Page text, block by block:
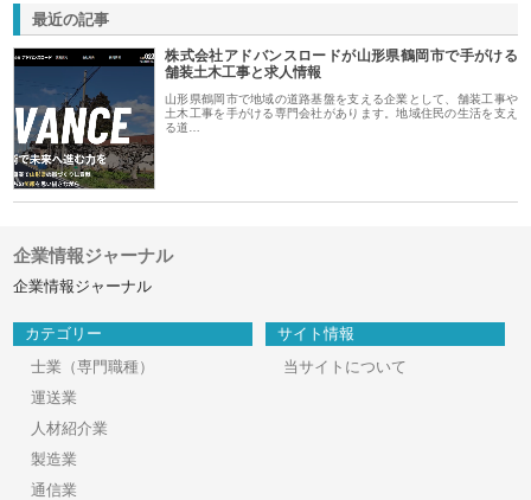
最近の記事
株式会社アドバンスロードが山形県鶴岡市で手がける
舗装土木工事と求人情報
山形県鶴岡市で地域の道路基盤を支える企業として、舗装工事や
土木工事を手がける専門会社があります。地域住民の生活を支え
る道…
企業情報ジャーナル
企業情報ジャーナル
カテゴリー
士業（専門職種）
運送業
人材紹介業
製造業
通信業
サイト情報
当サイトについて